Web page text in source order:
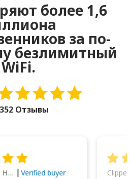
более 1,6
за по-
безлимитный
WiFi.
Отзывы
Whanaupani Henry Joseph Macown Verified buyer